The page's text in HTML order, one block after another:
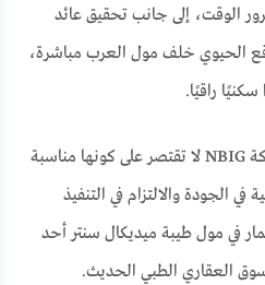
الوقت، إلى جانب تحقيق عائد
الحيوي خلف مول العرب مباشرة،
كما أن الأسعار التي تقدمها شركة NBIG لا تقتصر على كونها مناسبة
الجودة والالتزام في التنفيذ
في مول طيبة ميديكال سنتر أحد
العقاري الطبي الحديث.